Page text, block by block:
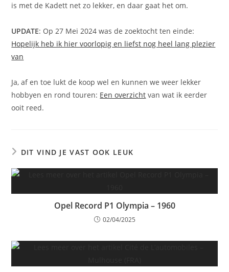
is met de Kadett net zo lekker, en daar gaat het om.
UPDATE: Op 27 Mei 2024 was de zoektocht ten einde:
Hopelijk heb ik hier voorlopig en liefst nog heel lang plezier
van
Ja, af en toe lukt de koop wel en kunnen we weer lekker
hobbyen en rond touren: Een overzicht van wat ik eerder
ooit reed.
DIT VIND JE VAST OOK LEUK
Opel Record P1 Olympia – 1960
02/04/2025